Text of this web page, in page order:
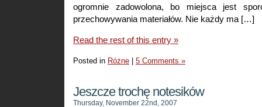
ogromnie zadowolona, bo miejsca jest
przechowywania materiałów. Nie każdy ma […]
Read the rest of this entry »
Posted in Różne 5 Comments »
Jeszcze trochę notesików
Thursday, November 22nd, 2007